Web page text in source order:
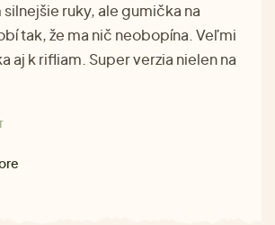
ruky, ale gumička na
tak, že ma nič neobopína. Veľmi
aj k rifliam. Super verzia nielen na